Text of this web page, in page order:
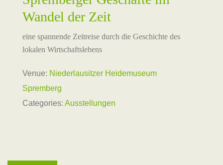
Wandel der Zeit
eine spannende Zeitreise durch die Geschichte des
lokalen Wirtschaftslebens
Venue: Niederlausitzer Heidemuseum
Spremberg
Categories: Ausstellungen